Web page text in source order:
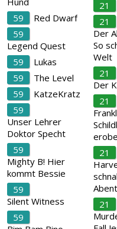
59
Red Dwarf
59
Legend Quest
59
Lukas
59
The Level
59
KatzeKratz
59
Unser Lehrer
Doktor Specht
59
Mighty B! Hier
kommt Bessie
59
Silent Witness
59
21
21
Der
So
Welt
21
Der
21
21
21